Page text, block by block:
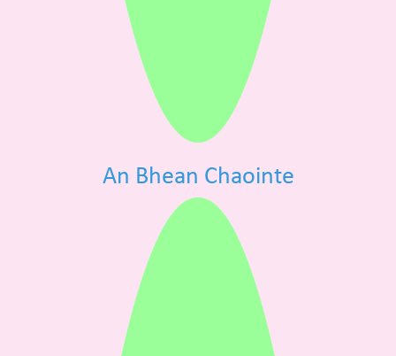
An Bhean Chaointe